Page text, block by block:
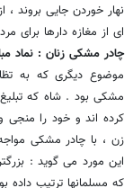
نهار خوردن جایی بروند
ای از مغازه دارها برای
چادر مشکی زنان : نماد
موضوع دیگری که به
مشکی بود . شاه که تبلیغ
کرده اند و خود را منجی
زن ، با چادر مشکی
این مورد می گوید :
که مسلمانها ترتیب داده